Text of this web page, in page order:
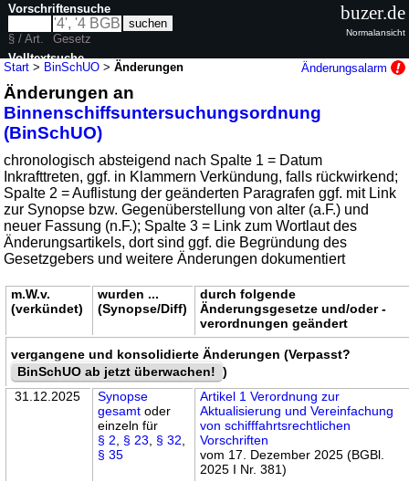
Start > BinSchUO >Änderungen Änderungsalarm
Änderungen an
Binnenschiffsuntersuchungsordnung
(BinSchUO)
chronologisch absteigend nach Spalte 1 = Datum
Inkrafttreten, ggf. in Klammern Verkündung, falls rückwirkend;
Spalte 2 = Auflistung der geänderten Paragrafen ggf. mit Link
zur Synopse bzw. Gegenüberstellung von alter (a.F.) und
neuer Fassung (n.F.); Spalte 3 = Link zum Wortlaut des
Änderungsartikels, dort sind ggf. die Begründung des
Gesetzgebers und weitere Änderungen dokumentiert
m.W.v.
(verkündet)
wurden ...
(Synopse/Diff)
durch folgende
Änderungsgesetze und/oder -
verordnungen geändert
vergangene und konsolidierte Änderungen (Verpasst?
BinSchUO ab jetzt überwachen! )
31.12.2025
Synopse
gesamt oder
einzeln für
§ 2
§ 23 § 32
§ 35
Artikel 1 Verordnung zur
Aktualisierung und Vereinfachung
von schifffahrtsrechtlichen
Vorschriften
vom 17. Dezember 2025 (BGBl.
2025 I Nr. 381)
Vorschriftensuche
§ / Art.
Gesetz
Volltextsuche
nur in BinSchUO
buzer.de
Normalansicht